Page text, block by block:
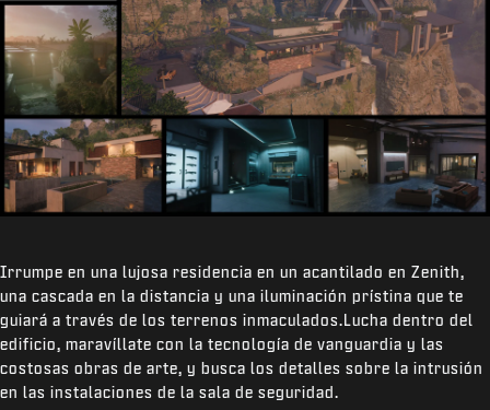
Irrumpe en una lujosa residencia en un acantilado en Zenith,
una cascada en la distancia y una iluminación prístina que te
guiará a través de los terrenos inmaculados.Lucha dentro del
edificio, maravíllate con la tecnología de vanguardia y las
costosas obras de arte, y busca los detalles sobre la intrusión
en las instalaciones de la sala de seguridad.